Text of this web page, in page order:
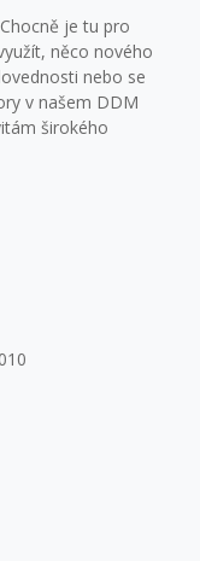
je tu pro
něco nového
nebo se
v našem DDM
širokého